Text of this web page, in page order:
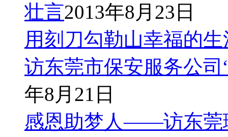
开程度不同，市场与期望值还是有一定 差距的，所以当前更
结经验，也 为今后全面拓展异地保安业务做好准备。
组建专业营销团队是拓展异地保安人防业务的关键
保安服务提供的是安全防范服务，有其特殊性，因此，保安
销团队熟悉保安业务知识，还要求营销团队具有专业的营销
一个专业的保安营销团队必须具备以下条件：一是有一定的
别 是对《合同法》条文能准确把握；三 是具备基本的财务
敲定服务费用；四是对其他业务（如消防、技防、 犬防等）
巧；六是具有规避和预测风险的能力；七是要有良好的团队
壮言2013年8月23日
用刻刀勾勒山幸福的
访东莞市保安服务公
年8月21日
感恩助梦人——访东莞